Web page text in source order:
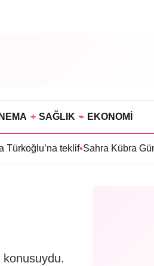
+ SAĞLIK ⌁ EKONOMİ
teklif•Sahra Kübra Gümüş